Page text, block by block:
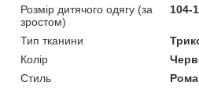
Розмір дитячого одягу (за
зростом)
104-
Тип тканини
Колір
Стиль